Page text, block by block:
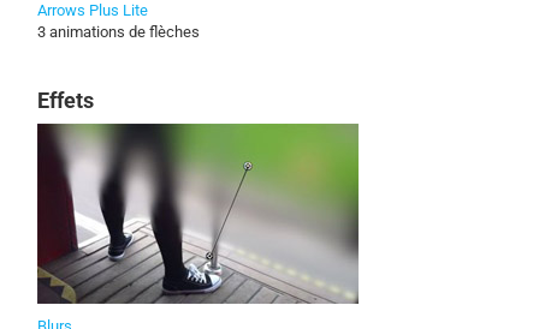
Arrows Plus Lite
3 animations de flèches
Effets